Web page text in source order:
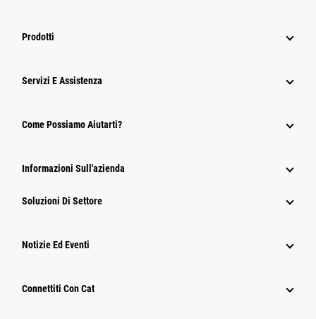
Prodotti
Servizi E Assistenza
Come Possiamo Aiutarti?
Informazioni Sull'azienda
Soluzioni Di Settore
Notizie Ed Eventi
Connettiti Con Cat